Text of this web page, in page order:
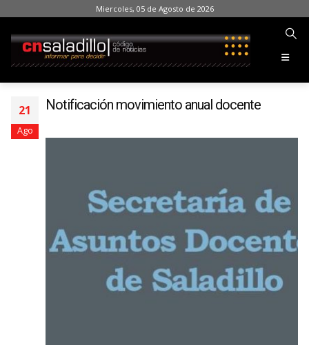
Miercoles, 05 de Agosto de 2026
21
Ago
Notificación movimiento anual docente